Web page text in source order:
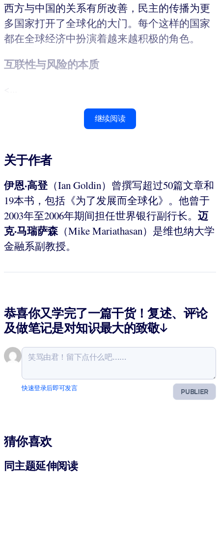
西方与中国的关系有所改善，民主的传播为更
多国家打开了全球化的大门。每个这样的国家
都在全球经济中扮演着越来越积极的角色。
互联性与风险的本质
继续阅读
关于作者
伊恩·高登 （Ian Goldin）曾撰写超过50篇文章和
19本书，包括《为了发展而全球化》。他曾于
2003年至2006年期间担任世界银行副行长。 迈
克·马瑞萨森（Mike Mariathasan）是维也纳大学
金融系副教授。
恭喜你又学完了一篇干货！复述、评论
及做笔记是对知识最大的致敬↓
PUBLIER
快速登录后即可发言
猜你喜欢
同主题延伸阅读